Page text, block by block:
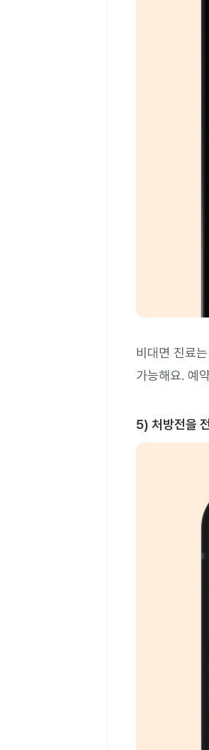
비대면 진료
가능해요. 예
5) 처방전을